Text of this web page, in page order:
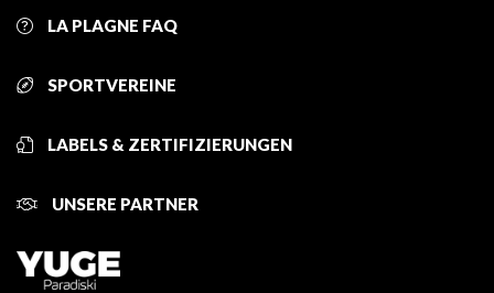
LA PLAGNE FAQ
SPORTVEREINE
LABELS & ZERTIFIZIERUNGEN
UNSERE PARTNER